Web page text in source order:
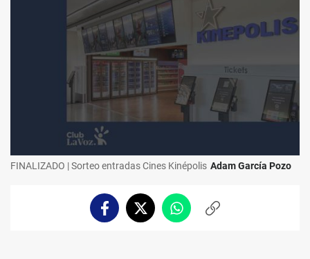
FINALIZADO | Sorteo entradas Cines Kinépolis Adam García Pozo
FacebookTwitterWhatsappCopiar